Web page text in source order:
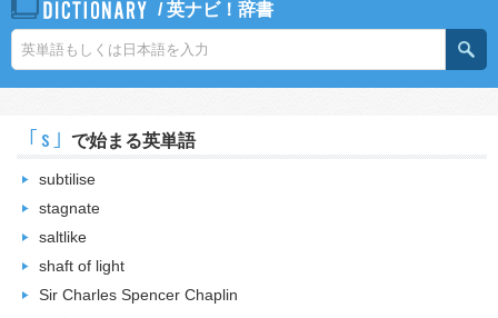
/英ナビ！辞書
｢s｣ で始まる英単語
subtilise
stagnate
saltlike
shaft of light
Sir Charles Spencer Chaplin